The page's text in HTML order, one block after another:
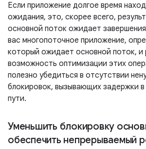
Если приложение долгое время
ожидания, это, скорее всего,
основной поток ожидает
вас многопоточное приложение,
который ожидает основной поток, и
возможность оптимизации этих
полезно убедиться в отсутствии
блокировок, вызывающих задержки
пути.
Уменьшить блокировку
обеспечить непрерываемый